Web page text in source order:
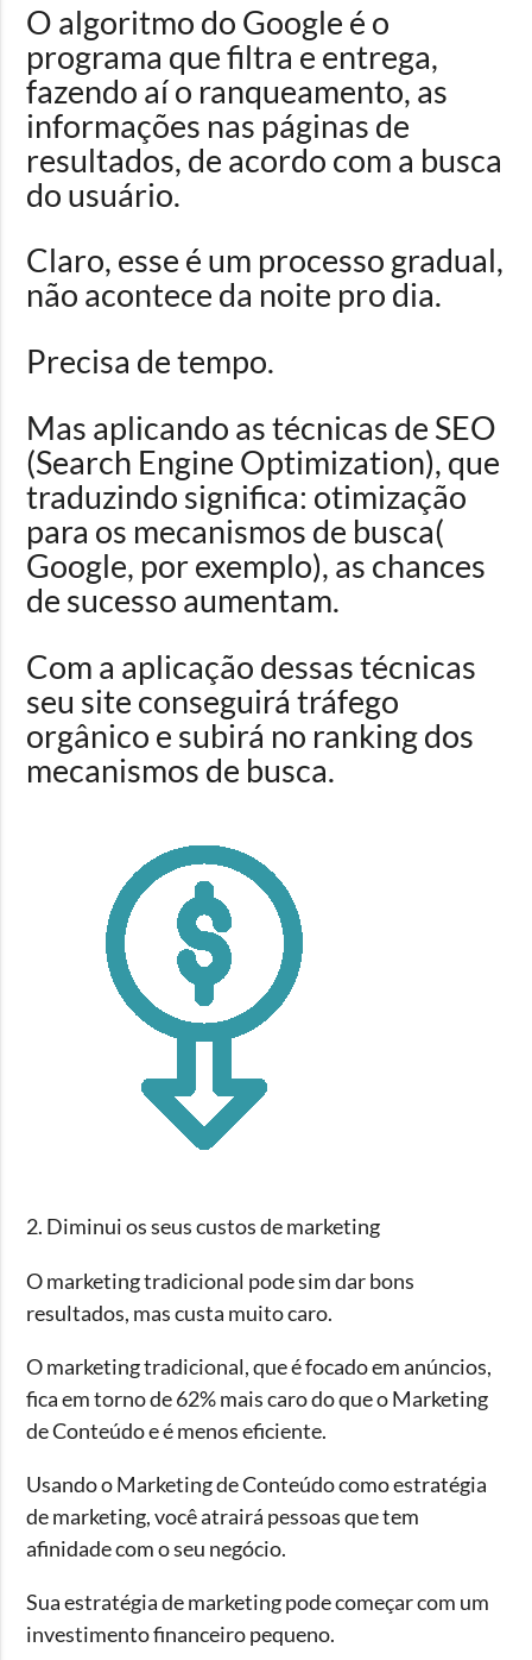
O algoritmo do Google é o
programa que filtra e entrega,
fazendo aí o ranqueamento, as
informações nas páginas de
resultados, de acordo com a busca
do usuário.
Claro, esse é um processo gradual,
não acontece da noite pro dia.
Precisa de tempo.
Mas aplicando as técnicas de SEO
(Search Engine Optimization), que
traduzindo significa: otimização
para os mecanismos de busca(
Google, por exemplo), as chances
de sucesso aumentam.
Com a aplicação dessas técnicas
seu site conseguirá tráfego
orgânico e subirá no ranking dos
mecanismos de busca.
2. Diminui os seus custos de marketing
O marketing tradicional pode sim dar bons
resultados, mas custa muito caro.
O marketing tradicional, que é focado em anúncios,
fica em torno de 62% mais caro do que o Marketing
de Conteúdo e é menos eficiente.
Usando o Marketing de Conteúdo como estratégia
de marketing, você atrairá pessoas que tem
afinidade com o seu negócio.
Sua estratégia de marketing pode começar com um
investimento financeiro pequeno.